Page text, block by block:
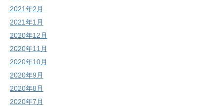
2021年2月
2021年1月
2020年12月
2020年11月
2020年10月
2020年9月
2020年8月
2020年7月